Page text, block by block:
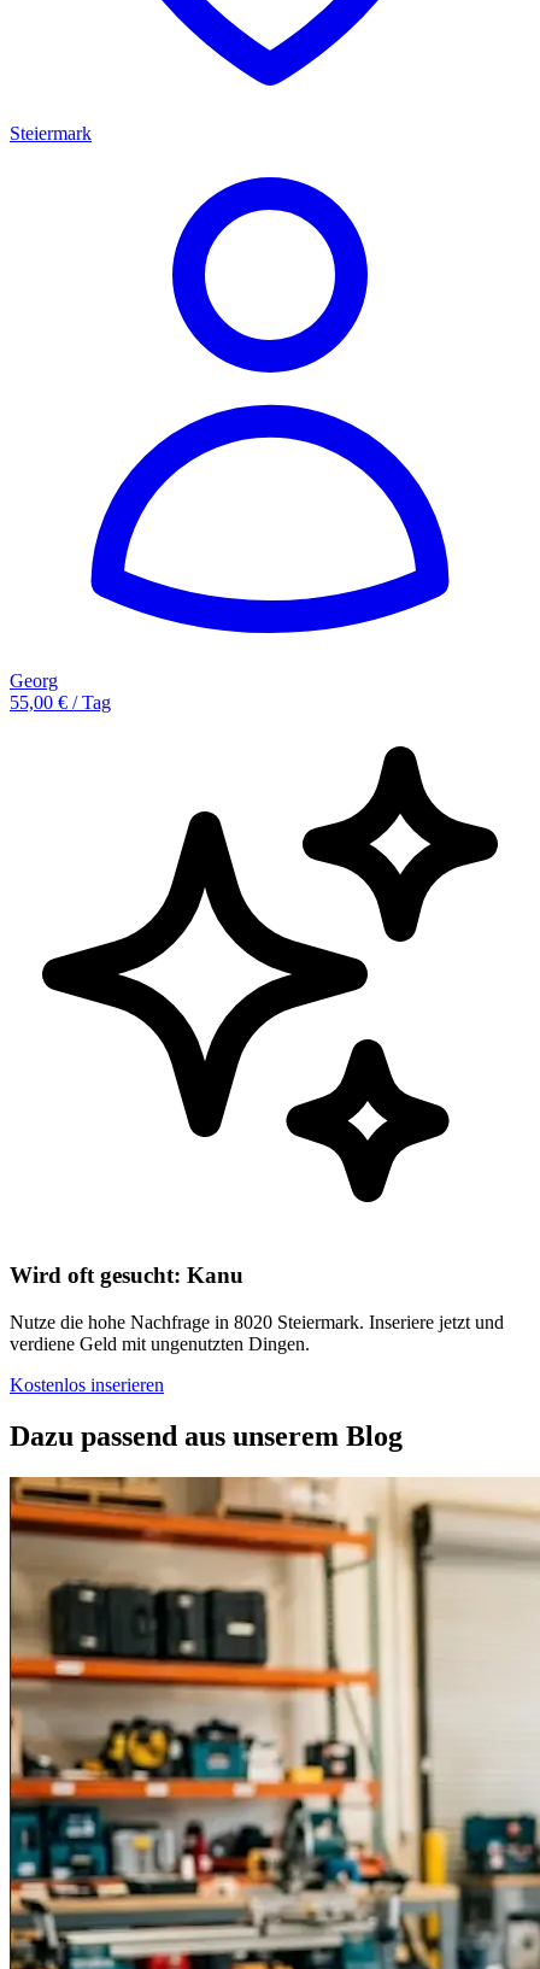
Steiermark
Georg
55,00 € / Tag
Wird oft gesucht: Kanu
Nutze die hohe Nachfrage in 8020 Steiermark. Inseriere jetzt und
verdiene Geld mit ungenutzten Dingen.
Kostenlos inserieren
Dazu passend aus unserem Blog